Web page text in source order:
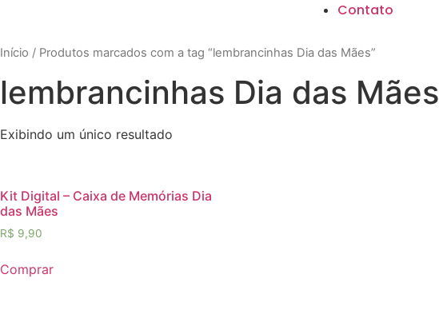
Contato
Início / Produtos marcados com a tag “lembrancinhas Dia das Mães”
lembrancinhas Dia das Mães
Exibindo um único resultado
Kit Digital – Caixa de Memórias Dia
das Mães
R$ 9,90
Comprar